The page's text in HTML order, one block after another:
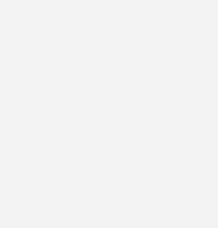
lassen. Die
Plattenstärke
Ausführung erhältlich.
Matt Black, Brushed
Sets mit einem oder
Die Möglichkeit zur
direkt in die